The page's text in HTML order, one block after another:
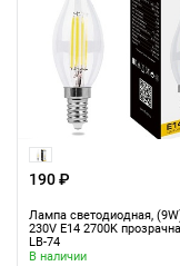
190 ₽
Лампа светодиодная,
230V E14 2700K
LB-74
В наличии